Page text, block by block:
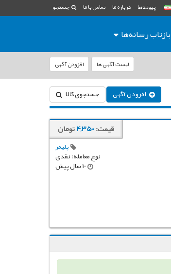
پیوندها درباره ما تماس با ما جستجو
بازتاب رسانه‌ها
لیست آگهی ها افزودن آگهی
افزودن آگهی جستجوی کالا
قیمت:4,350تومان
پلیمر
نوع معامله: نقدی